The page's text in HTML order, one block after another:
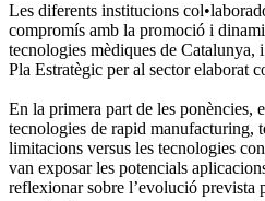
Les diferents institucions
compromís amb la promoció i
tecnologies mèdiques de Catalunya,
Pla Estratègic per al sector elaborat
En la primera part de les ponències,
tecnologies de rapid manufacturing,
limitacions versus les tecnologies
van exposar les potencials
reflexionar sobre l’evolució prevista